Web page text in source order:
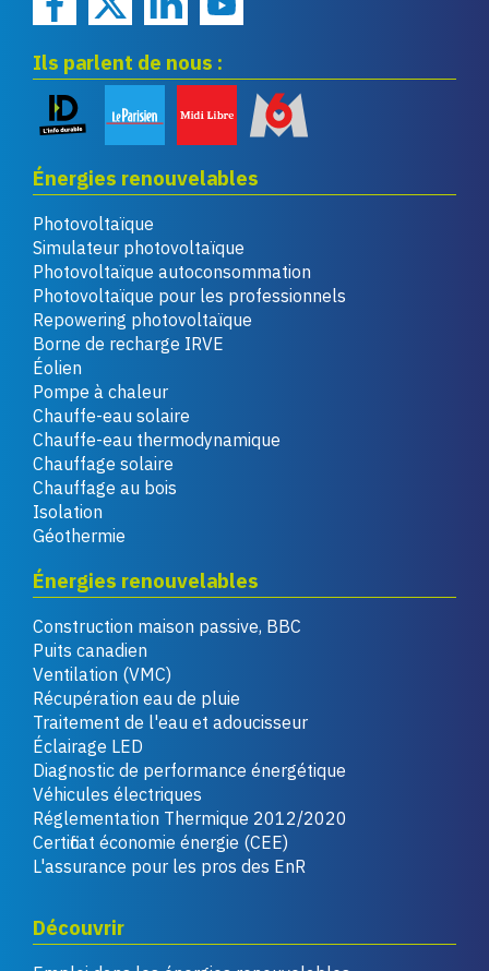
Ils parlent de nous :
Énergies renouvelables
Photovoltaïque
Simulateur photovoltaïque
Photovoltaïque autoconsommation
Photovoltaïque pour les professionnels
Repowering photovoltaïque
Borne de recharge IRVE
Éolien
Pompe à chaleur
Chauffe-eau solaire
Chauffe-eau thermodynamique
Chauffage solaire
Chauffage au bois
Isolation
Géothermie
Énergies renouvelables
Construction maison passive, BBC
Puits canadien
Ventilation (VMC)
Récupération eau de pluie
Traitement de l'eau et adoucisseur
Éclairage LED
Diagnostic de performance énergétique
Véhicules électriques
Réglementation Thermique 2012/2020
Certificat économie énergie (CEE)
L'assurance pour les pros des EnR
Découvrir